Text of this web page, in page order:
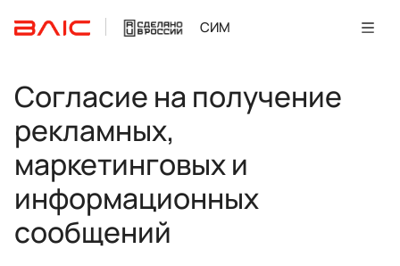
СИМ
Согласие на получение
рекламных,
маркетинговых и
информационных
сообщений